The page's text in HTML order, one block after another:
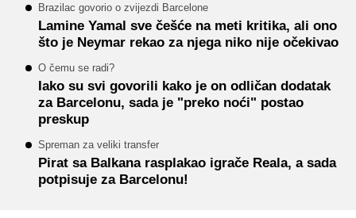
Brazilac govorio o zvijezdi Barcelone
Lamine Yamal sve češće na meti kritika, ali ono
što je Neymar rekao za njega niko nije očekivao
O čemu se radi?
Iako su svi govorili kako je on odličan dodatak
za Barcelonu, sada je "preko noći" postao
preskup
Spreman za veliki transfer
Pirat sa Balkana rasplakao igrače Reala, a sada
potpisuje za Barcelonu!